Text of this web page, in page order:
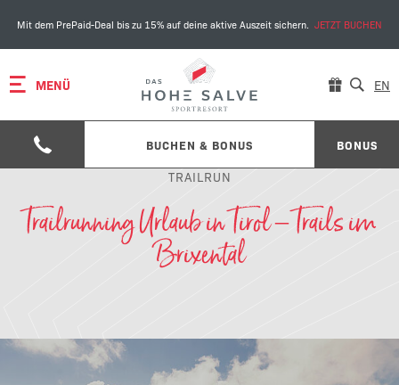
Mit dem PrePaid-Deal bis zu 15% auf deine aktive Auszeit sichern. JETZT BUCHEN
MENÜ
BUCHEN & BONUS BONUS
EN
TRAILRUN
Trailrunning Urlaub in Tirol – Trails im
Brixental